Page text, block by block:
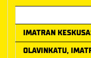
IMATRAN
OLAVINKATU,